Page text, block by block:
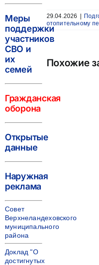
29.04.2026
отопительному
Похожие
Меры
поддержки
участников
СВО и
их
семей
Гражданская
оборона
Открытые
данные
Наружная
реклама
Совет
Верхнеландеховского
муниципального
района
Доклад "О
достигнутых